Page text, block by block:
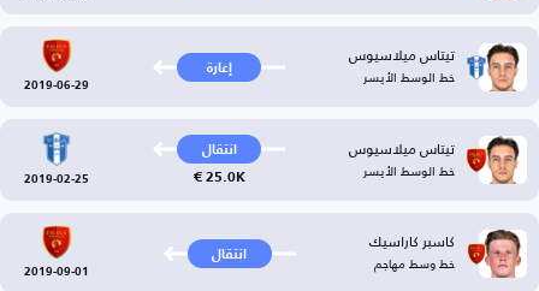
تيتاس ميلاسيوس
خط الوسط الأيسر إعارة
2019-06-29
تيتاس ميلاسيوس
خط الوسط الأيسر
انتقال
25.0K €
2019-02-25
كاسبر كاراسيك
خط وسط مهاجم انتقال
2019-09-01